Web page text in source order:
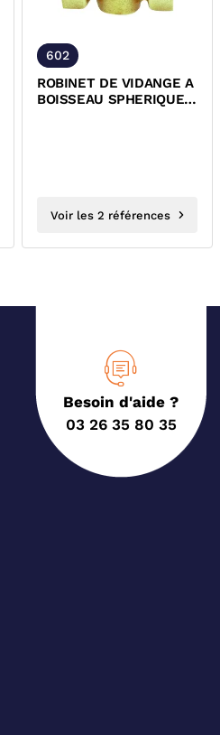
602
ROBINET DE VIDANGE A
BOISSEAU SPHERIQUE
Voir les 2 références
Besoin d'aide ?
03 26 35 80 35